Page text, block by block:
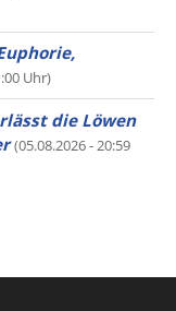
Uhr)
die Löwen
(05.08.2026 - 20:59